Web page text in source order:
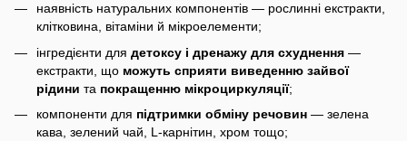
наявність натуральних компонентів — рослинні екстракти,
клітковина, вітаміни й мікроелементи;
інгредієнти для детоксу і дренажу для схуднення —
екстракти, що можуть сприяти виведенню зайвої
рідини та покращенню мікроциркуляції;
компоненти для підтримки обміну речовин — зелена
кава, зелений чай, L-карнітин, хром тощо;